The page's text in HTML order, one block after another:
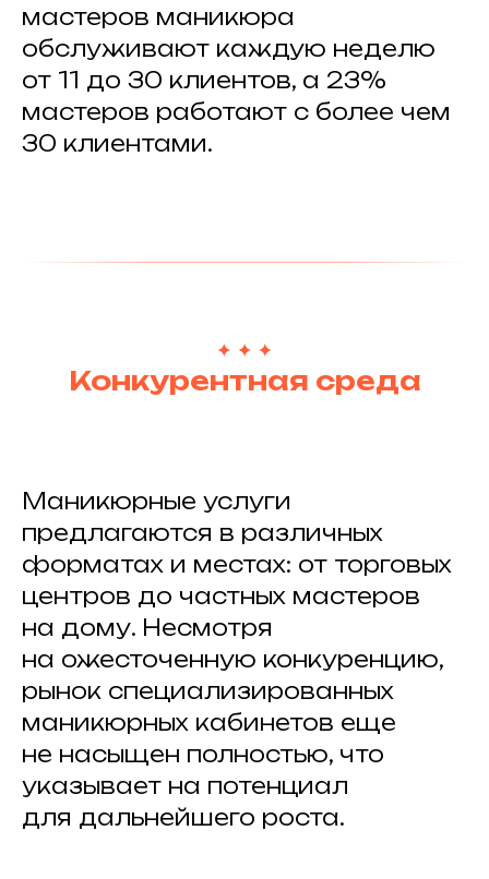
мастеров маникюра
обслуживают каждую неделю
от 11 до 30 клиентов, а 23%
мастеров работают с более чем
30 клиентами.
Конкурентная среда
Маникюрные услуги
предлагаются в различных
форматах и местах: от торговых
центров до частных мастеров
на дому. Несмотря
на ожесточенную конкуренцию,
рынок специализированных
маникюрных кабинетов еще
не насыщен полностью, что
указывает на потенциал
для дальнейшего роста.